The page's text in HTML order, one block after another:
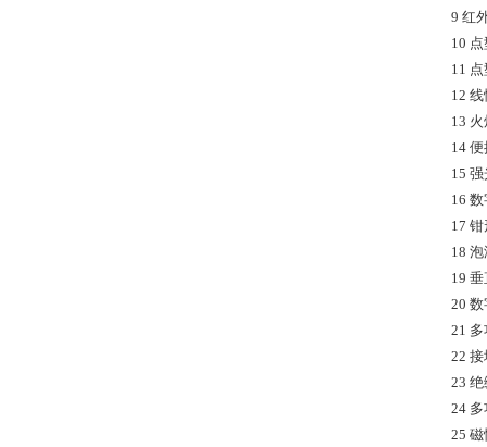
9 红
10
11
12
13
14
15
16
17
18
19
20
21
22
23
24
25